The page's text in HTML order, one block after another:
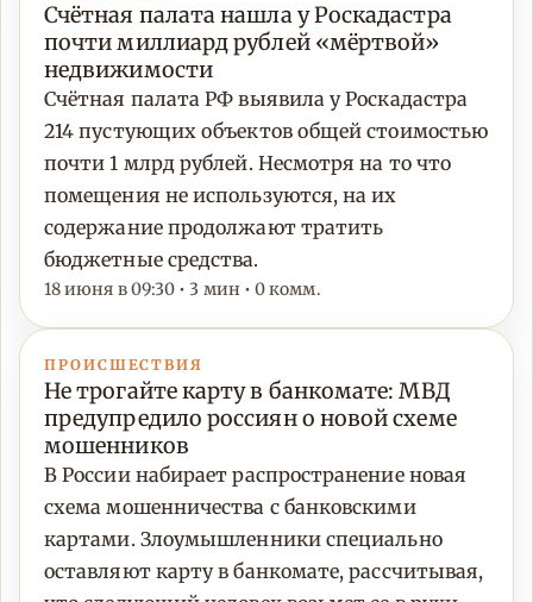
Счётная палата нашла у Роскадастра
почти миллиард рублей «мёртвой»
недвижимости
Счётная палата РФ выявила у Роскадастра
214 пустующих объектов общей стоимостью
почти 1 млрд рублей. Несмотря на то что
помещения не используются, на их
содержание продолжают тратить
бюджетные средства.
18 июня в 09:30 • 3 мин • 0 комм.
ПРОИСШЕСТВИЯ
Не трогайте карту в банкомате: МВД
предупредило россиян о новой схеме
мошенников
В России набирает распространение новая
схема мошенничества с банковскими
картами. Злоумышленники специально
оставляют карту в банкомате, рассчитывая,